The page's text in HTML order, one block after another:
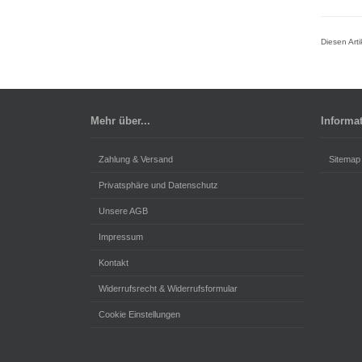
Diesen
Mehr über...
Zahlung & Versand
Privatsphäre und Datenschutz
Unsere AGB
Impressum
Kontakt
Widerrufsrecht & Widerrufsformular
Cookie Einstellungen
Sitemap